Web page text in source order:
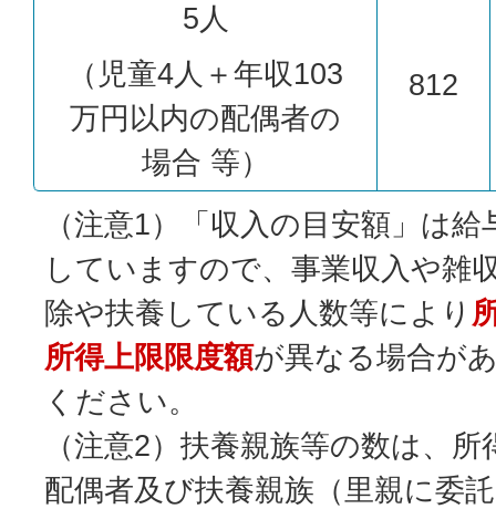
5人
（児童4人＋年収103
万円以内の配偶者の
場合 等）
812
（注意1）「収入の目安額」は
していますので、事業収入や雑
除や扶養している人数等により
所得上限限度額が異なる場合が
ください。
（注意2）扶養親族等の数は、
配偶者及び扶養親族（里親に委